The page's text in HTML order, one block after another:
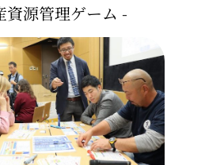
資源管理ゲーム -